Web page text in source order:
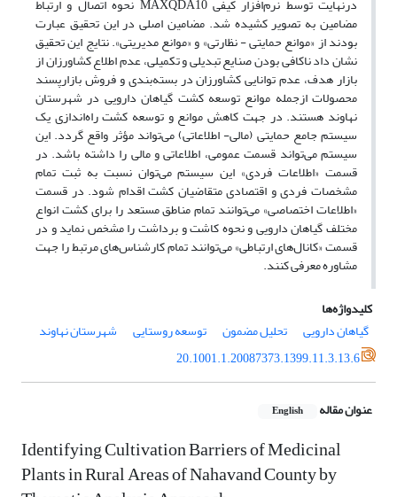
درنهایت توسط نرم‌افزار کیفی MAXQDA10 نحوه اتصال و ارتباط
مضامین به تصویر کشیده شد. مضامین اصلی در این تحقیق عبارت
بودند از «موانع حمایتی - نظارتی» و «موانع مدیریتی». نتایج این تحقیق
نشان داد ناکافی بودن صنایع تبدیلی و تکمیلی، عدم اطلاع کشاورزان از
بازار هدف، عدم توانایی کشاورزان در بسته‌بندی و فروش بازارپسند
محصولات ازجمله موانع توسعه کشت گیاهان دارویی در شهرستان
نهاوند هستند. در جهت کاهش موانع و توسعه کشت راه‌اندازی یک
سیستم جامع حمایتی (مالی- اطلاعاتی) می‌تواند مؤثر واقع گردد. این
سیستم می‌تواند قسمت عمومی، اطلاعاتی و مالی را داشته باشد. در
قسمت «اطلاعات فردی» این سیستم می‌توان نسبت به ثبت تمام
مشخصات فردی و اقتصادی متقاضیان کشت اقدام شود. در قسمت
«اطلاعات اختصاصی» می‌توانند تمام مناطق مستعد را برای کشت انواع
مختلف گیاهان دارویی و نحوه کاشت و برداشت را مشخص نماید و در
قسمت «کانال‌های ارتباطی» می‌توانند تمام کارشناس‌های مرتبط را جهت
مشاوره معرفی کنند.
کلیدواژه‌ها
گیاهان دارویی
تحلیل مضمون توسعه روستایی
شهرستان نهاوند
20.1001.1.20087373.1399.11.3.13.6
عنوان مقاله English
Identifying Cultivation Barriers of Medicinal
Plants in Rural Areas of Nahavand County by